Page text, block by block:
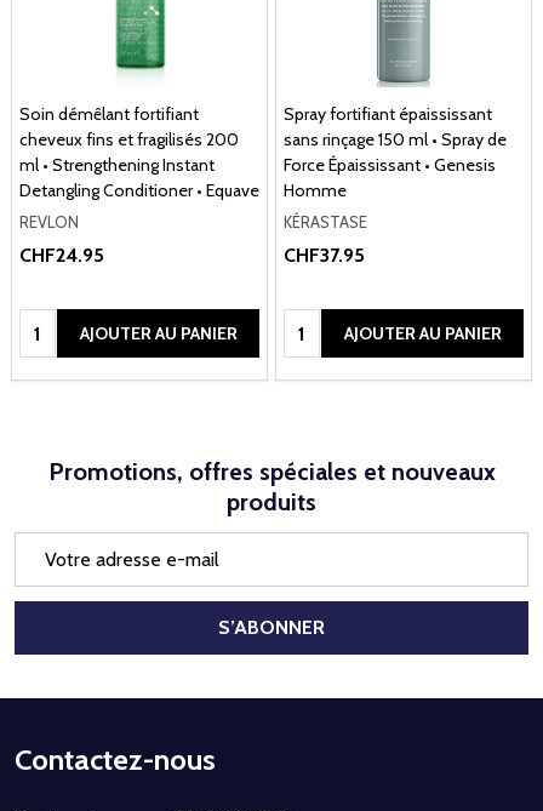
Soin démêlant fortifiant
cheveux fins et fragilisés 200
ml • Strengthening Instant
Detangling Conditioner • Equave
REVLON
CHF24.95
Quantité:AJOUTER AU PANIER
Spray fortifiant épaississant
sans rinçage 150 ml • Spray de
Force Épaississant • Genesis
Homme
KÉRASTASE
CHF37.95
Quantité:AJOUTER AU PANIER
Promotions, offres spéciales et nouveaux
produits
mail
S’ABONNER
Début
Contactez-nous